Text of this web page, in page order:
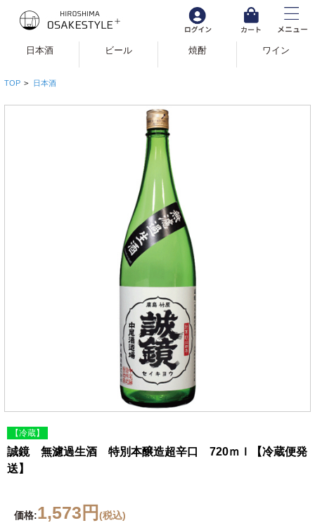
日本酒 ビール 焼酎 ワイン
TOP > 日本酒
【冷蔵】
誠鏡 無濾過生酒 特別本醸造超辛口 720ｍｌ【冷蔵便発
送】
価格:1,573円 (税込)